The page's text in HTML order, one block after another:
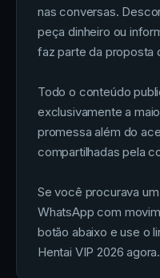
nas conversas.
peça dinheiro ou
faz parte da proposta
Todo o conteúdo
exclusivamente a
promessa além do
compartilhadas pela
Se você procurava
WhatsApp com
botão abaixo e use o
Hentai VIP 2026